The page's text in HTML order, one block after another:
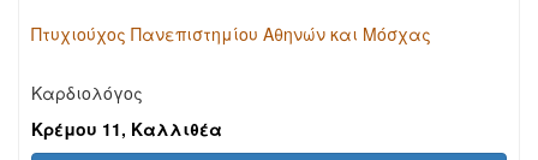
Πτυχιούχος Πανεπιστημίου Αθηνών και Μόσχας
Καρδιολόγος
Κρέμου 11, Καλλιθέα